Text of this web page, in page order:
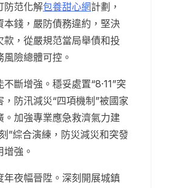
防范化解包養甜心網計劃，
本錢，嚴防債務違約，堅決
款，從嚴規范當局舉債和投
險總體可控。
斷增強。穩妥處置“8·11”突
防汛減災“四項機制”被國家
。加強專業應急救濟氣力建
”綜合演練，防災減災和突發
強。
年夜幅晉陞。深刻開展城鎮